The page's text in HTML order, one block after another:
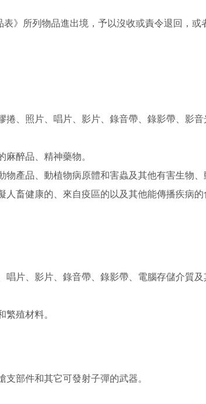
》所列物品進出境，予以沒收或責令退回，或
、照片、唱片、影片、錄音帶、錄影帶、影音
醉品、精神藥物。
物產品、動植物病原體和害蟲及其他有害生物
畜健康的、來自疫區的以及其他能傳播疾病的
片、影片、錄音帶、錄影帶、電腦存儲介質及
殖材料。
部件和其它可發射子彈的武器。